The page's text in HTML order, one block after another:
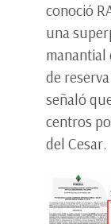
conoció
una
manantial
de
señaló
centros
del Cesar.